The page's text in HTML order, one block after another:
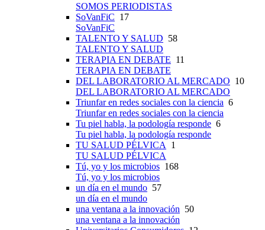
SOMOS PERIODISTAS
SoVanFiC 17
SoVanFiC
TALENTO Y SALUD 58
TALENTO Y SALUD
TERAPIA EN DEBATE 11
TERAPIA EN DEBATE
DEL LABORATORIO AL MERCADO 10
DEL LABORATORIO AL MERCADO
Triunfar en redes sociales con la ciencia 6
Triunfar en redes sociales con la ciencia
Tu piel habla, la podología responde 6
Tu piel habla, la podología responde
TU SALUD PÉLVICA
1
TU SALUD PÉLVICA
Tú, yo y los microbios 168
Tú, yo y los microbios
un día en el mundo 57
un día en el mundo
una ventana a la innovación 50
una ventana a la innovación